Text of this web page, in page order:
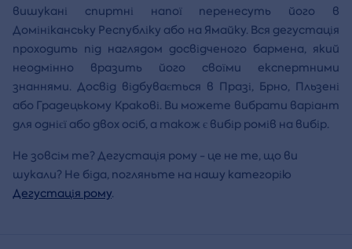
вишукані спиртні напої перенесуть його в
Домініканську Республіку або на Ямайку. Вся дегустація
проходить під наглядом досвідченого бармена, який
неодмінно вразить його своїми експертними
знаннями. Досвід відбувається в Празі, Брно, Пльзені
або Градецькому Кракові. Ви можете вибрати варіант
для однієї або двох осіб, а також є вибір ромів на вибір.
Не зовсім те? Дегустація рому - це не те, що ви
шукали? Не біда, погляньте на нашу категорію
Дегустація рому.